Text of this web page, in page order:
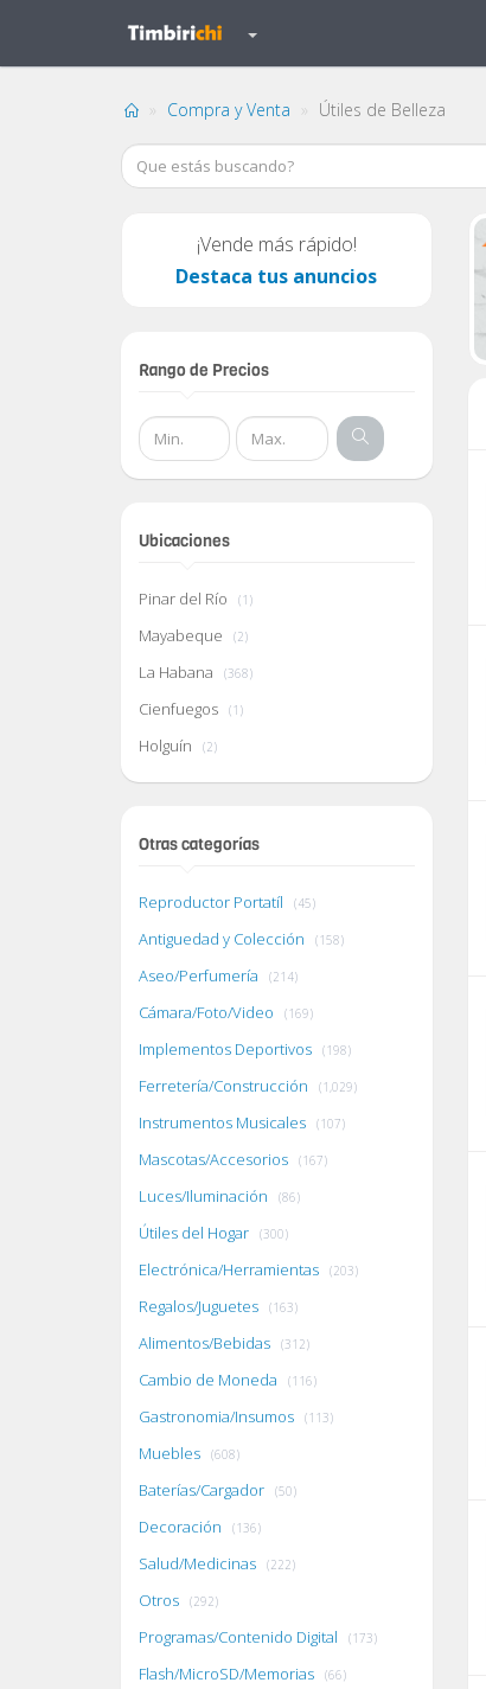
Compra y Venta Útiles de Belleza
¡Vende más rápido!
Destaca tus anuncios
Rango de Precios
Ubicaciones
Pinar del Río (1)
Mayabeque (2)
La Habana (368)
Cienfuegos (1)
Holguín (2)
Otras categorías
Reproductor Portatíl (45)
Antiguedad y Colección (158)
Aseo/Perfumería (214)
Cámara/Foto/Video (169)
Implementos Deportivos (198)
Ferretería/Construcción (1,029)
Instrumentos Musicales (107)
Mascotas/Accesorios (167)
Luces/Iluminación (86)
Útiles del Hogar (300)
Electrónica/Herramientas (203)
Regalos/Juguetes (163)
Alimentos/Bebidas (312)
Cambio de Moneda (116)
Gastronomia/Insumos (113)
Muebles (608)
Baterías/Cargador (50)
Decoración (136)
Salud/Medicinas (222)
Otros (292)
Programas/Contenido Digital (173)
Flash/MicroSD/Memorias (66)